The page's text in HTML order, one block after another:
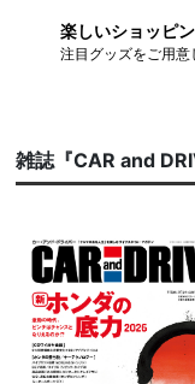
楽しいショッピ
注目グッズをご用意
雑誌『CAR and